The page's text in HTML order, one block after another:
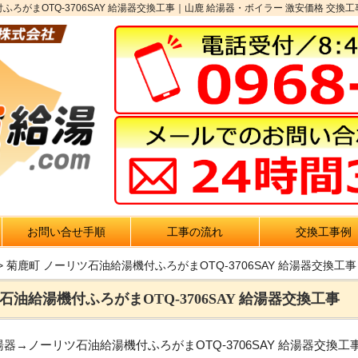
ろがまOTQ-3706SAY 給湯器交換工事｜山鹿 給湯器・ボイラー 激安価格 交換
お問い合せ手順 工事の流れ 交換工事例
菊鹿町 ノーリツ石油給湯機付ふろがまOTQ-3706SAY 給湯器交換工事
油給湯機付ふろがまOTQ-3706SAY 給湯器交換工事
器→ノーリツ石油給湯機付ふろがまOTQ-3706SAY 給湯器交換工